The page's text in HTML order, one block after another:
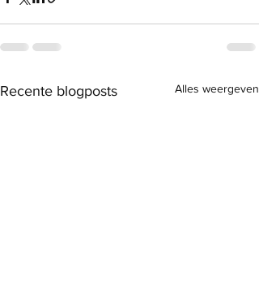
Recente blogposts Alles weergeven